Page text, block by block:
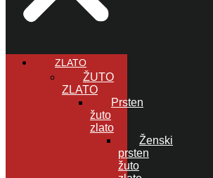
ZLATO
ŽUTO
ZLATO
Prsten
žuto
zlato
Ženski
prsten
žuto